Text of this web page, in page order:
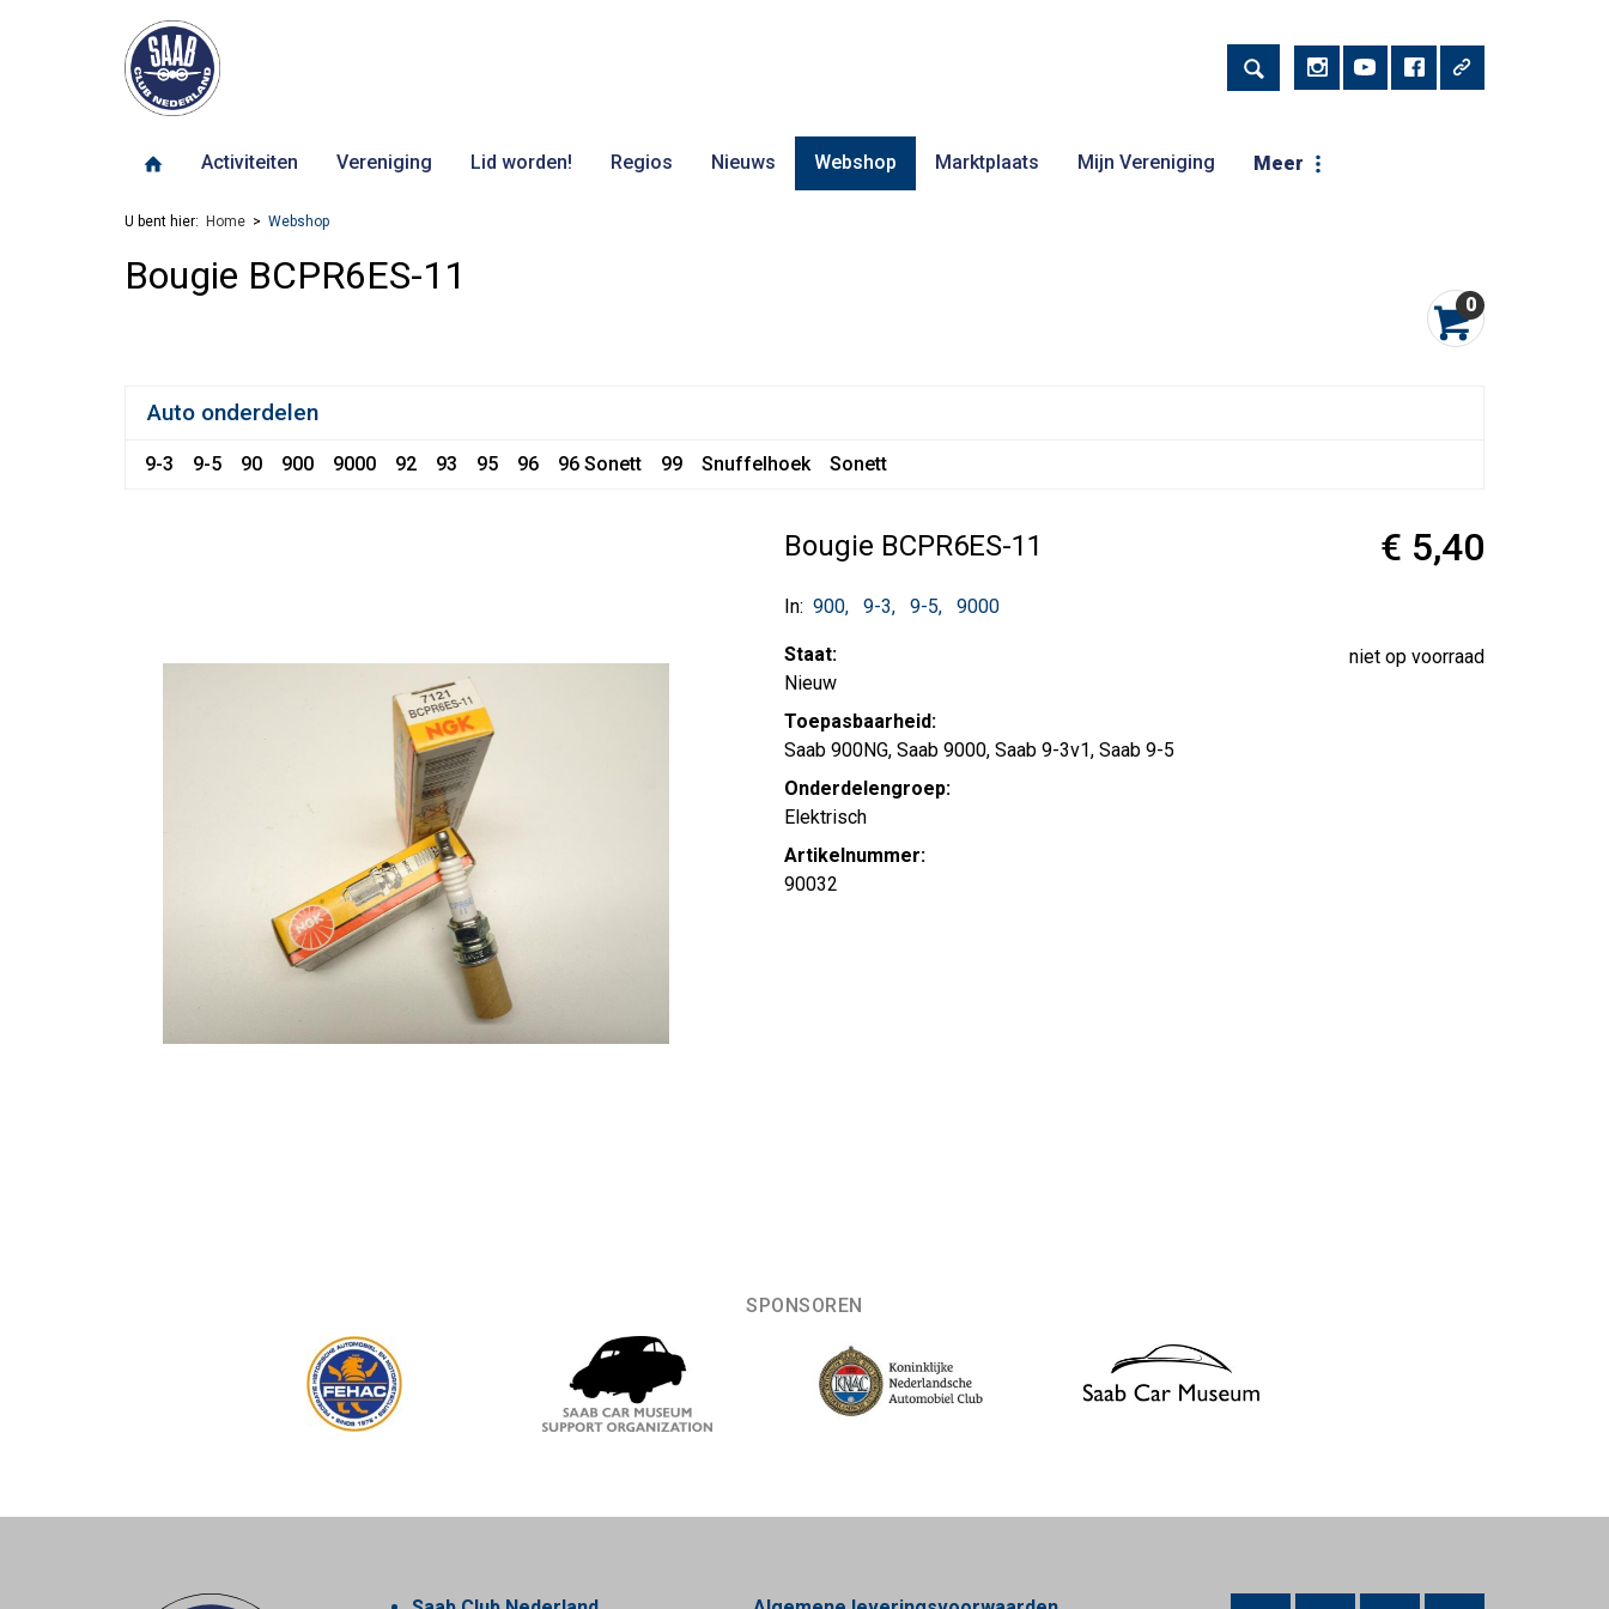
Activiteiten Vereniging Lid worden! Regios Nieuws Webshop Marktplaats Mijn Vereniging Meer
U bent hier: Home Webshop
Bougie BCPR6ES-11
0
Auto onderdelen
9-3 9-5 90 900 9000 92 93 95 96 96 Sonett 99 Snuffelhoek Sonett
Bougie BCPR6ES-11
In: 900 9-3 9-5 9000
Staat:
Nieuw
Toepasbaarheid:
Saab 900NG, Saab 9000, Saab 9-3v1, Saab 9-5
Onderdelengroep:
Elektrisch
Artikelnummer:
90032
€ 5,40
niet op voorraad
SPONSOREN